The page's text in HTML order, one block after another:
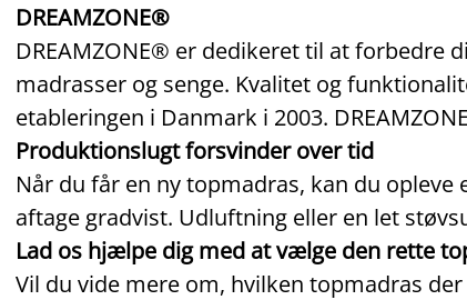
DREAMZONE®
DREAMZONE® er dedikeret til at forbedre
madrasser og senge. Kvalitet og
etableringen i Danmark i 2003.
Produktionslugt forsvinder over tid
Når du får en ny topmadras, kan du
aftage gradvist. Udluftning eller en let
Lad os hjælpe dig med at vælge den rette
Vil du vide mere om, hvilken topmadras